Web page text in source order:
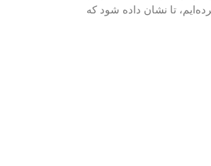
تا نشان داده شود که